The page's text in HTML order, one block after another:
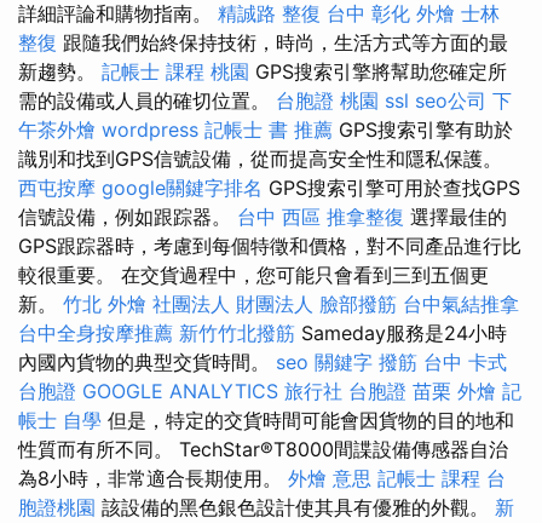
詳細評論和購物指南。 精誠路 整復 台中 彰化 外燴 士林
整復 跟隨我們始終保持技術，時尚，生活方式等方面的最
新趨勢。 記帳士 課程 桃園 GPS搜索引擎將幫助您確定所
需的設備或人員的確切位置。 台胞證 桃園 ssl seo公司 下
午茶外燴 wordpress 記帳士 書 推薦 GPS搜索引擎有助於
識別和找到GPS信號設備，從而提高安全性和隱私保護。
西屯按摩 google關鍵字排名 GPS搜索引擎可用於查找GPS
信號設備，例如跟踪器。 台中 西區 推拿整復 選擇最佳的
GPS跟踪器時，考慮到每個特徵和價格，對不同產品進行比
較很重要。 在交貨過程中，您可能只會看到三到五個更
新。 竹北 外燴 社團法人 財團法人 臉部撥筋 台中氣結推拿
台中全身按摩推薦 新竹竹北撥筋 Sameday服務是24小時
內國內貨物的典型交貨時間。 seo 關鍵字 撥筋 台中 卡式
台胞證 GOOGLE ANALYTICS 旅行社 台胞證 苗栗 外燴 記
帳士 自學 但是，特定的交貨時間可能會因貨物的目的地和
性質而有所不同。 TechStar®T8000間諜設備傳感器自治
為8小時，非常適合長期使用。 外燴 意思 記帳士 課程 台
胞證桃園 該設備的黑色銀色設計使其具有優雅的外觀。 新